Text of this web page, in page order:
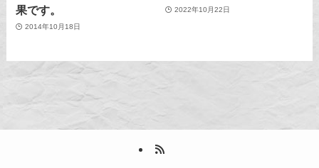
果です。
2014年10月18日
2022年10月22日